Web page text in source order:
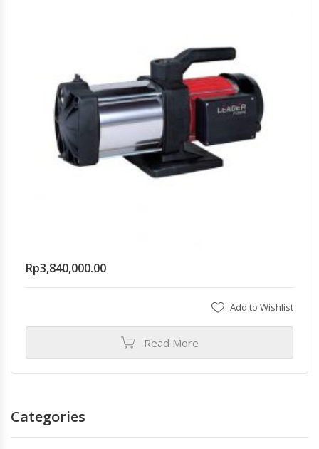
Rp3,840,000.00
Add to Wishlist
Read More
Categories